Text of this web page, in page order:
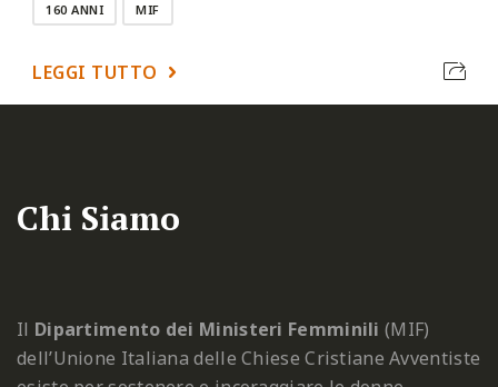
160 ANNI MIF
LEGGI TUTTO
Chi Siamo
Il Dipartimento dei Ministeri Femminili (MIF)
dell’Unione Italiana delle Chiese Cristiane Avventiste